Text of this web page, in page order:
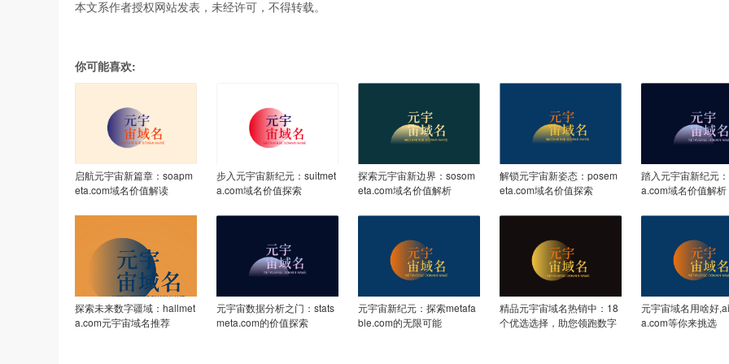
本文系作者授权网站发表，未经许可，不得转载。
你可能喜欢:
启航元宇宙新篇章：soapm
eta.com域名价值解读
步入元宇宙新纪元：suitmet
a.com域名价值探索
探索元宇宙新边界：sosom
eta.com域名价值解析
解锁元宇宙新姿态：posem
eta.com域名价值探索
踏入元宇宙新纪元
a.com域名价值解析
探索未来数字疆域：hallmet
a.com元宇宙域名推荐
元宇宙数据分析之门：stats
meta.com的价值探索
元宇宙新纪元：探索metafa
ble.com的无限可能
精品元宇宙域名热销中：18
个优选选择，助您领跑数字
元宇宙域名用啥好
a.com等你来挑选